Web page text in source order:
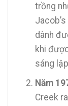
trồng
dành
khi
sáng
Năm
Creek